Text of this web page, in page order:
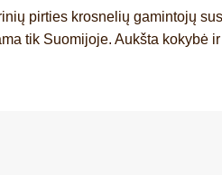
pirties krosnelių gamintojų
tik Suomijoje. Aukšta kokybė